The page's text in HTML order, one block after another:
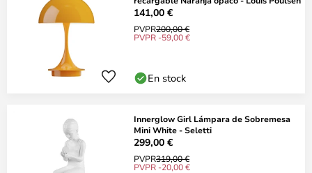
141,00 €
PVPR200,00 €
PVPR -59,00 €
En stock
Innerglow Girl Lámpara de Sobremesa
Mini White - Seletti
299,00 €
PVPR319,00 €
PVPR -20,00 €